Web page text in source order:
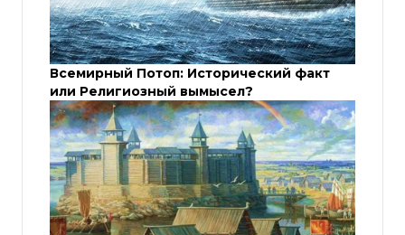
Всемирный Потоп: Исторический факт
или Религиозный вымысел?